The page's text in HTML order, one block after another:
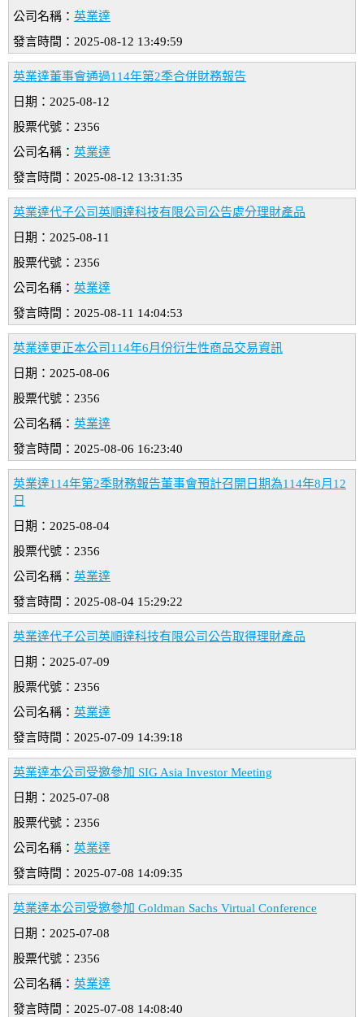
公司名稱： 英業達
發言時間：2025-08-12 13:49:59
英業達董事會通過114年第2季合併財務報告
日期：2025-08-12
股票代號：2356
公司名稱： 英業達
發言時間：2025-08-12 13:31:35
英業達代子公司英順達科技有限公司公告處分理財產品
日期：2025-08-11
股票代號：2356
公司名稱： 英業達
發言時間：2025-08-11 14:04:53
英業達更正本公司114年6月份衍生性商品交易資訊
日期：2025-08-06
股票代號：2356
公司名稱： 英業達
發言時間：2025-08-06 16:23:40
英業達114年第2季財務報告董事會預計召開日期為114年8月12
日
日期：2025-08-04
股票代號：2356
公司名稱： 英業達
發言時間：2025-08-04 15:29:22
英業達代子公司英順達科技有限公司公告取得理財產品
日期：2025-07-09
股票代號：2356
公司名稱： 英業達
發言時間：2025-07-09 14:39:18
英業達本公司受邀參加 SIG Asia Investor Meeting
日期：2025-07-08
股票代號：2356
公司名稱： 英業達
發言時間：2025-07-08 14:09:35
英業達本公司受邀參加 Goldman Sachs Virtual Conference
日期：2025-07-08
股票代號：2356
公司名稱： 英業達
發言時間：2025-07-08 14:08:40